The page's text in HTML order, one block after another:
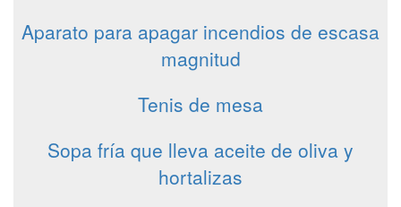
Aparato para apagar incendios de escasa
magnitud
Tenis de mesa
Sopa fría que lleva aceite de oliva y
hortalizas